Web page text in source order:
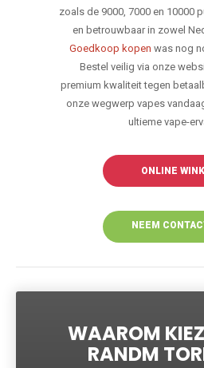
zoals de 9000, 7000 en 10000
en betrouwbaar in zowel
Goedkoop kopen was nog
Bestel veilig via onze
premium kwaliteit tegen
onze wegwerp vapes
ultieme vape-
ONLINE
NEEM
WAAROM
RANDM